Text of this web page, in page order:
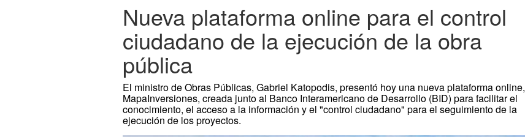
Nueva plataforma online para el control
ciudadano de la ejecución de la obra
pública
El ministro de Obras Públicas, Gabriel Katopodis, presentó hoy una nueva plataforma online,
MapaInversiones, creada junto al Banco Interamericano de Desarrollo (BID) para facilitar el
conocimiento, el acceso a la información y el "control ciudadano" para el seguimiento de la
ejecución de los proyectos.